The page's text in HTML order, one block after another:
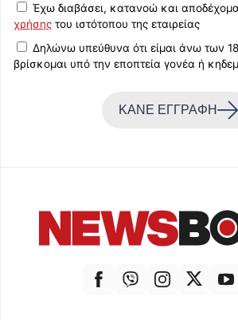
Έχω διαβάσει, κατανοώ και
χρήσης του ιστότοπου της εταιρείας
Δηλώνω υπεύθυνα ότι είμαι άνω των
βρίσκομαι υπό την εποπτεία γονέα ή
ΚΑΝΕ ΕΓΓΡΑΦΗ